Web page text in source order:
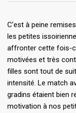
​C’est à peine
les petites
affronter cette fois-
motivées et très
filles sont tout de
intensité. Le match
gradins étaient bien
motivation à nos